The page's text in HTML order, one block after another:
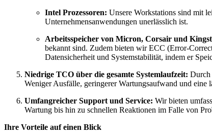
Intel Prozessoren: Unsere Workstations sind mit
Unternehmensanwendungen unerlässlich ist.
Arbeitsspeicher von Micron, Corsair und
bekannt sind. Zudem bieten wir ECC (Error-
Datensicherheit und Systemstabilität, indem er
Niedrige TCO über die gesamte Systemlaufzeit: Durch
Weniger Ausfälle, geringerer Wartungsaufwand und eine
Umfangreicher Support und Service: Wir bieten
Wartung bis hin zu schnellen Reaktionen im Falle von
Ihre Vorteile auf einen Blick